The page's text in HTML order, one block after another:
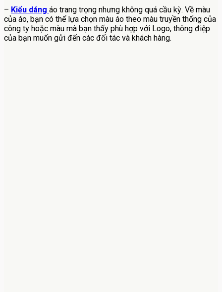
– Kiểu dáng áo trang trọng nhưng không quá cầu kỳ. Về màu
của áo, bạn có thể lựa chọn màu áo theo màu truyền thống của
công ty hoặc màu mà bạn thấy phù hợp với Logo, thông điệp
của bạn muốn gửi đến các đối tác và khách hàng.